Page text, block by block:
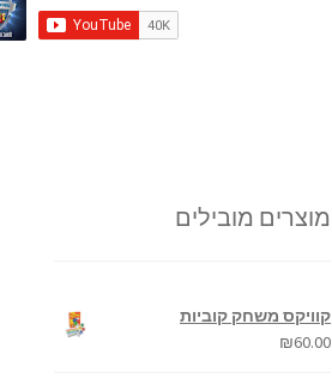
מוצרים מובילים
קוויקס משחק קוביות
₪60.00